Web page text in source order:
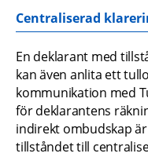
Centraliserad
En deklarant med
kan även anlita ett
kommunikation med
för deklarantens
indirekt ombudskap
tillståndet till